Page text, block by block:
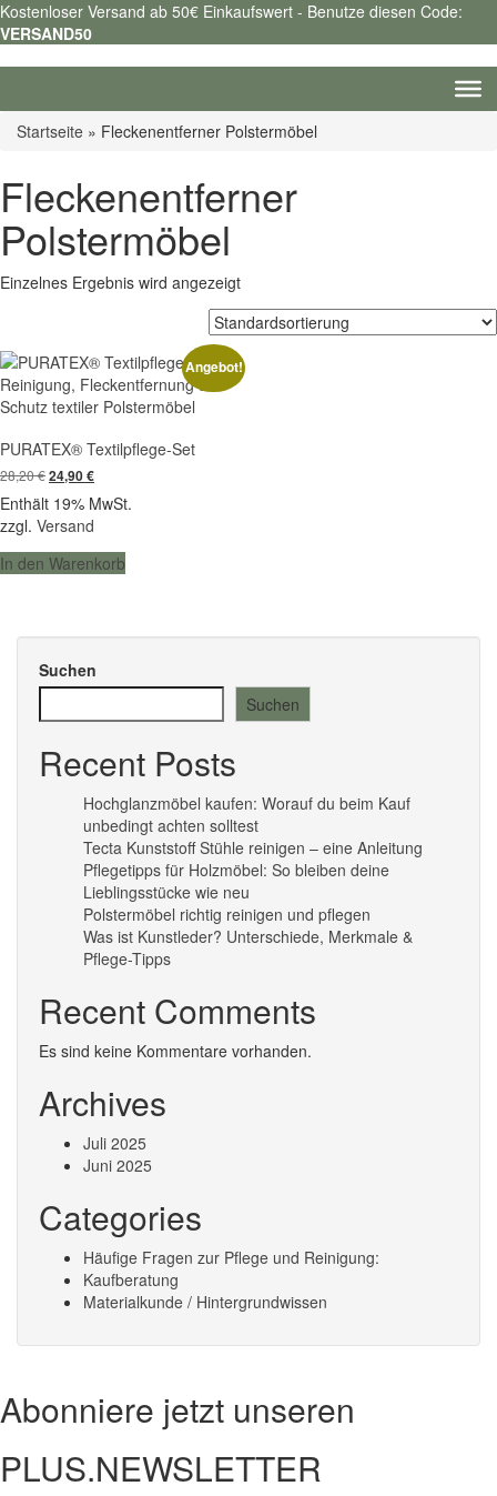
Kostenloser Versand ab 50€ Einkaufswert - Benutze diesen Code:
VERSAND50
Startseite » Fleckenentferner Polstermöbel
Fleckenentferner
Polstermöbel
Einzelnes Ergebnis wird angezeigt
Angebot!
PURATEX® Textilpflege-Set
28,20€Ursprünglicher
war:
28,20 €
24,90€Aktueller
ist:
Enthält 19% MwSt.
zzgl. Versand
In den Warenkorb
Suchen
Suchen
Recent Posts
Hochglanzmöbel kaufen: Worauf du beim Kauf
unbedingt achten solltest
Tecta Kunststoff Stühle reinigen – eine Anleitung
Pflegetipps für Holzmöbel: So bleiben deine
Lieblingsstücke wie neu​
Polstermöbel richtig reinigen und pflegen
Was ist Kunstleder? Unterschiede, Merkmale &
Pflege-Tipps
Recent Comments
Es sind keine Kommentare vorhanden.
Archives
Juli 2025
Juni 2025
Categories
Häufige Fragen zur Pflege und Reinigung:
Kaufberatung
Materialkunde / Hintergrundwissen
Abonniere jetzt unseren
PLUS.NEWSLETTER